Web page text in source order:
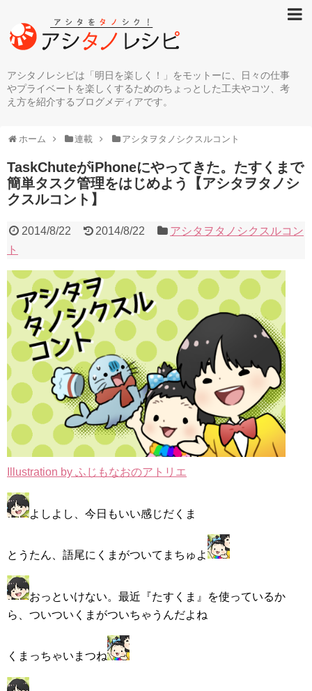
アシタノレシピは「明日を楽しく！」をモットーに、日々の仕事
やプライベートを楽しくするためのちょっとした工夫やコツ、考
え方を紹介するブログメディアです。
ホーム 連載 アシタヲタノシクスルコント
TaskChuteがiPhoneにやってきた。たすくまで
簡単タスク管理をはじめよう【アシタヲタノシ
クスルコント】
2014/8/22 2014/8/22
アシタヲタノシクスルコン
ト
Illustration by ふじもなおのアトリエ
よしよし、今日もいい感じだくま
とうたん、語尾にくまがついてまちゅよ
おっといけない。最近『たすくま』を使っているか
ら、ついついくまがついちゃうんだよね
くまっちゃいまつね